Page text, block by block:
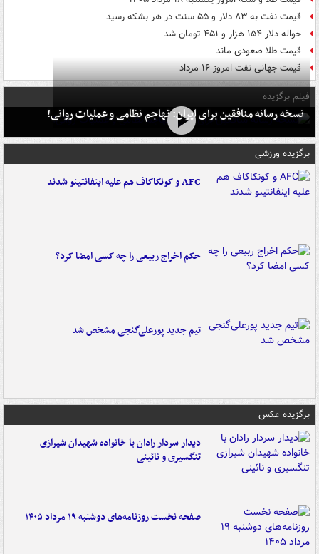
قیمت نفت به ۸۳ دلار و ۵۵ سنت در هر بشکه رسید
حواله دلار ۱۵۴ هزار و ۴۵۱ تومان شد
قیمت طلا صعودی ماند
قیمت جهانی نفت امروز ۱۶ مرداد
فیلم برگزیده
نسخه رسانه منافقین برای ایران: تهاجم نظامی و عملیات روانی!
برگزیده ورزشی
AFC و کونکاکاف هم علیه اینفانتینو شدند
حکم اخراج ربیعی را چه کسی امضا کرد؟
تیم جدید پورعلی‌گنجی مشخص شد
برگزیده عکس
دیدار سردار رادان با خانواده‌ شهیدان شیرازی
تنگسیری و نائینی
صفحه نخست روزنامه‌های دوشنبه ۱۹ مرداد ۱۴۰۵